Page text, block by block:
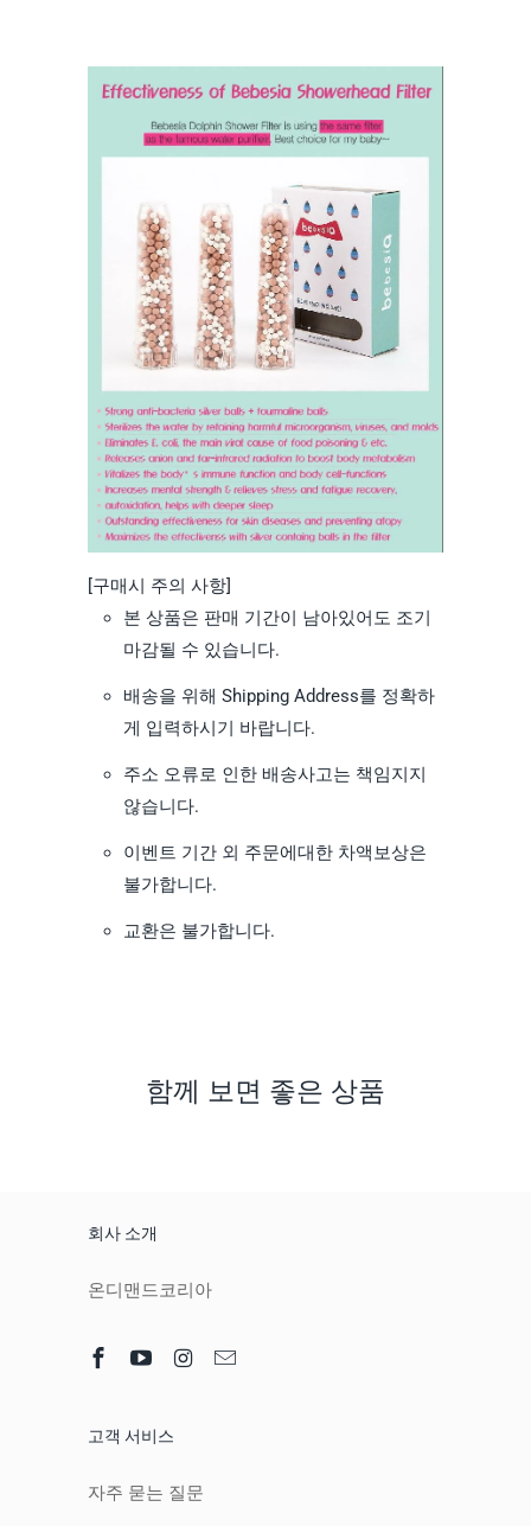
[구매시 주의 사항]
본 상품은 판매 기간이 남아있어도 조기
마감될 수 있습니다.
배송을 위해 Shipping Address를 정확하
게 입력하시기 바랍니다.
주소 오류로 인한 배송사고는 책임지지
않습니다.
이벤트 기간 외 주문에대한 차액보상은
불가합니다.
교환은 불가합니다.
함께 보면 좋은 상품
회사 소개
온디맨드코리아
고객 서비스
자주 묻는 질문